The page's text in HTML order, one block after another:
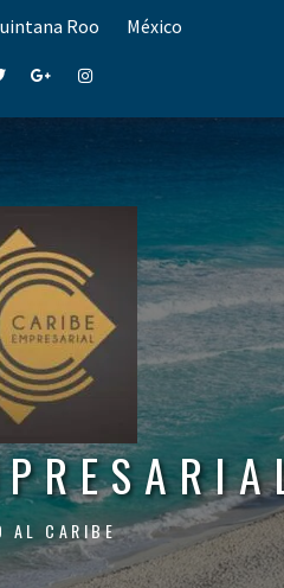
Roo México
Google+Instagram
AL CARIBE